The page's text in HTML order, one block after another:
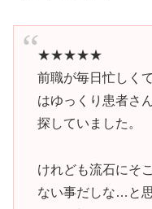
★★★★★
前職が毎日忙しく
はゆっくり患者さ
探していました。
けれども流石にそ
ない事だしな…と